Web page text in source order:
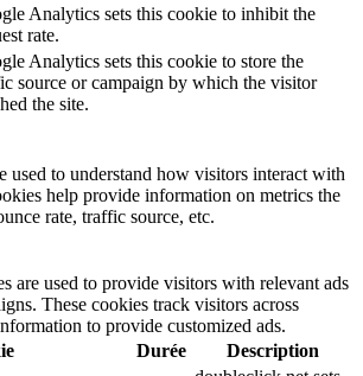
Analytics sets this cookie to inhibit the
rate.
Analytics sets this cookie to store the
source or campaign by which the visitor
the site.
used to understand how visitors interact with
help provide information on metrics the
rate, traffic source, etc.
are used to provide visitors with relevant ads
These cookies track visitors across
to provide customized ads.
Durée Description